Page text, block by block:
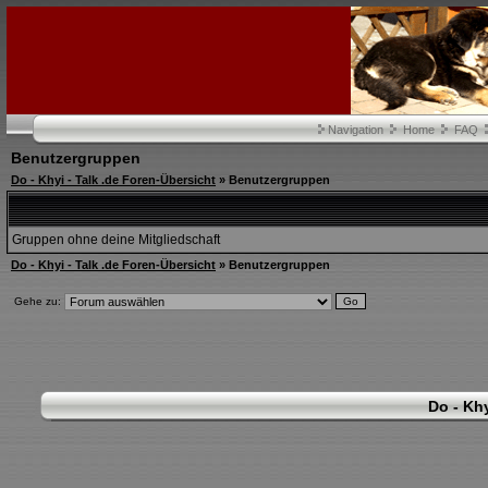
Navigation Home FAQ
Benutzergruppen
Do - Khyi - Talk .de Foren-Übersicht » Benutzergruppen
Gruppen ohne deine Mitgliedschaft
Do - Khyi - Talk .de Foren-Übersicht » Benutzergruppen
Gehe zu:
Do -